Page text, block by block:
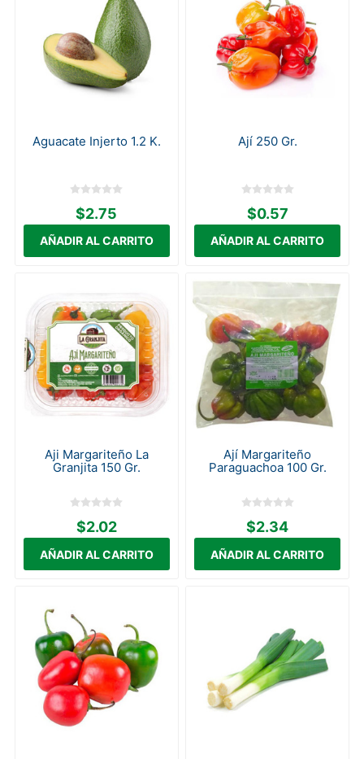
Aguacate Injerto 1.2 K.
$2.75
Ají 250 Gr.
$0.57
Aji Margariteño La
Granjita 150 Gr.
$2.02
Ají Margariteño
Paraguachoa 100 Gr.
$2.34